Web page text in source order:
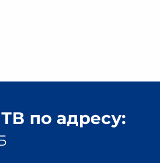
по адресу: